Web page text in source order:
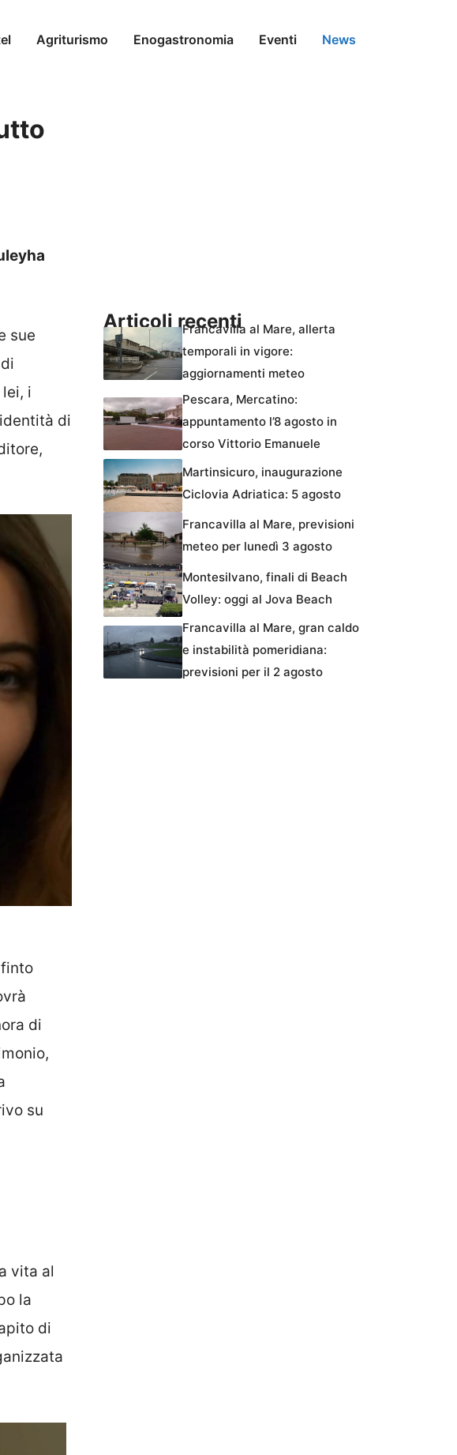
Agriturismo Enogastronomia Eventi News
sue
i
di
di
su
vita al
la
di
Articoli recentiFrancavilla al Mare, allerta
temporali in vigore:
aggiornamenti meteo
Pescara, Mercatino:
appuntamento l’8 agosto in
corso Vittorio Emanuele
Martinsicuro, inaugurazione
Ciclovia Adriatica: 5 agosto
Francavilla al Mare, previsioni
meteo per lunedì 3 agosto
Montesilvano, finali di Beach
Volley: oggi al Jova Beach
Francavilla al Mare, gran caldo
e instabilità pomeridiana:
previsioni per il 2 agosto